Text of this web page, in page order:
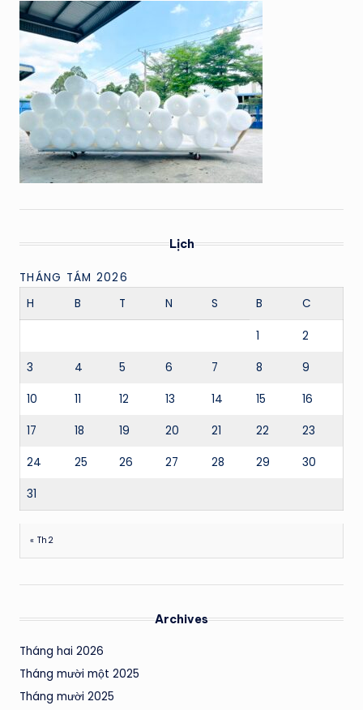
Lịch
THÁNG TÁM 2026
H
B T N S B C
1 2
3 4 5 6 7 8 9
10 11 12 13 14 15 16
17 18 19 20 21 22 23
24 25 26 27 28 29 30
31
« Th2
Archives
Tháng hai 2026
Tháng mười một 2025
Tháng mười 2025